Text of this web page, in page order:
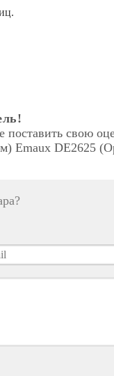
свою
Emaux DE2625